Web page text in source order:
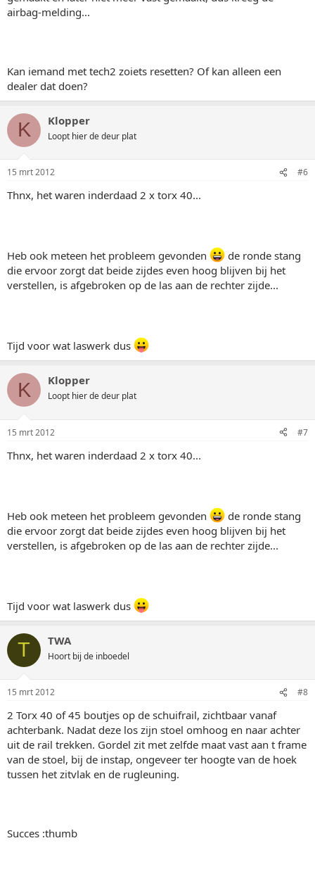
airbag-melding...
Kan iemand met tech2 zoiets resetten? Of kan alleen een
dealer dat doen?
K Klopper
Loopt hier de deur plat
15 mrt 2012 #6
Thnx, het waren inderdaad 2 x torx 40...
Heb ook meteen het probleem gevonden
de ronde stang
die ervoor zorgt dat beide zijdes even hoog blijven bij het
verstellen, is afgebroken op de las aan de rechter zijde...
Tijd voor wat laswerk dus
K Klopper
Loopt hier de deur plat
15 mrt 2012 #7
Thnx, het waren inderdaad 2 x torx 40...
Heb ook meteen het probleem gevonden
de ronde stang
die ervoor zorgt dat beide zijdes even hoog blijven bij het
verstellen, is afgebroken op de las aan de rechter zijde...
Tijd voor wat laswerk dus
T TWA
Hoort bij de inboedel
15 mrt 2012 #8
2 Torx 40 of 45 boutjes op de schuifrail, zichtbaar vanaf
achterbank. Nadat deze los zijn stoel omhoog en naar achter
uit de rail trekken. Gordel zit met zelfde maat vast aan t frame
van de stoel, bij de instap, ongeveer ter hoogte van de hoek
tussen het zitvlak en de rugleuning.
Succes :thumb